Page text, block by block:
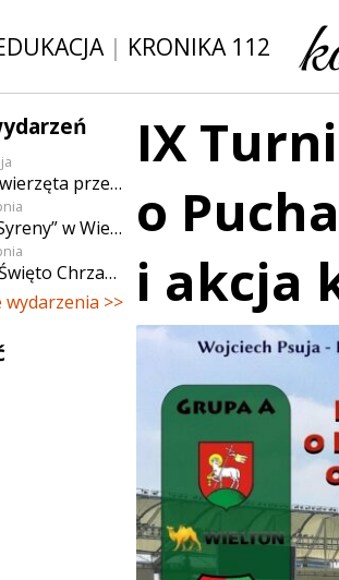
| KRONIKA 112
przeklęte”
w dn. od 7 do 13 sierpnia
Chrzanu
wydarzenia >>
IX
o
i akcja